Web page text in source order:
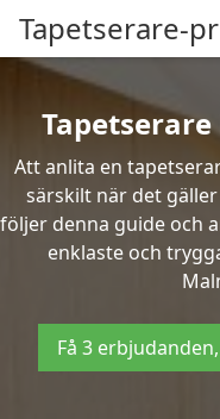
Tapetserare-
Att anlita en
särskilt när det
följer denna guide och
enklaste och
Få 3